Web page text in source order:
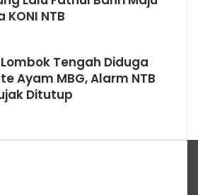
NTB
Lombok Tengah Diduga
Ayam MBG, Alarm NTB
Ditutup